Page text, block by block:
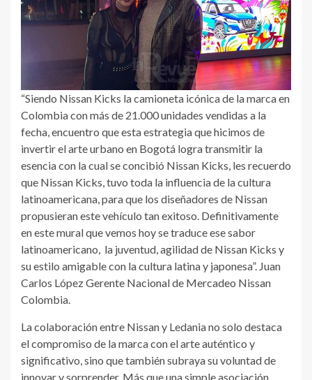
“Siendo Nissan Kicks la camioneta icónica de la marca en
Colombia con más de 21.000 unidades vendidas a la
fecha, encuentro que esta estrategia que hicimos de
invertir el arte urbano en Bogotá logra transmitir la
esencia con la cual se concibió Nissan Kicks, les recuerdo
que Nissan Kicks, tuvo toda la influencia de la cultura
latinoamericana, para que los diseñadores de Nissan
propusieran este vehículo tan exitoso. Definitivamente
en este mural que vemos hoy se traduce ese sabor
latinoamericano, la juventud, agilidad de Nissan Kicks y
su estilo amigable con la cultura latina y japonesa”. Juan
Carlos López Gerente Nacional de Mercadeo Nissan
Colombia.
La colaboración entre Nissan y Ledania no solo destaca
el compromiso de la marca con el arte auténtico y
significativo, sino que también subraya su voluntad de
innovar y sorprender. Más que una simple asociación,